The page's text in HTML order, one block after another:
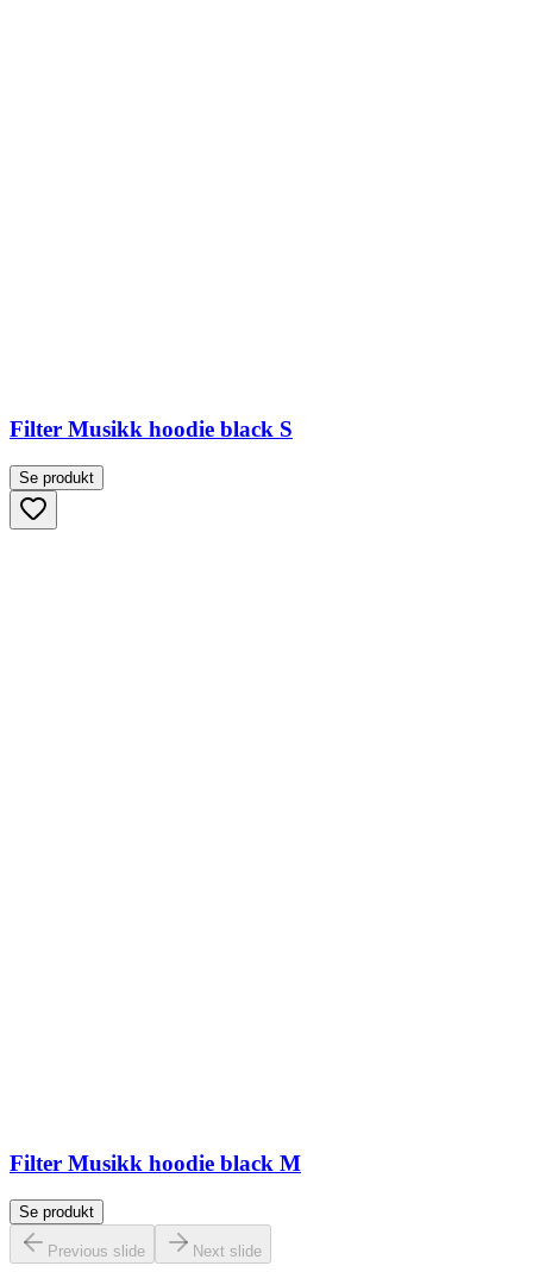
Filter Musikk hoodie black S
Se produkt
Filter Musikk hoodie black M
Se produkt
Previous slide Next slide